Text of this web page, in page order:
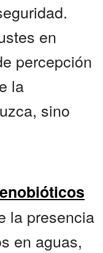
en
percepción
la
sino
la presencia
en aguas,